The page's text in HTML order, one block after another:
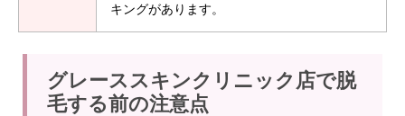
キングがあります。
グレーススキンクリニック店で脱
毛する前の注意点